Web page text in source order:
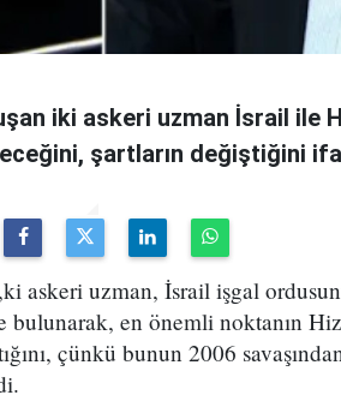
iki askeri uzman İsrail ile
şartların değiştiğini
askeri uzman, İsrail işgal
bulunarak, en önemli noktanın
çünkü bunun 2006